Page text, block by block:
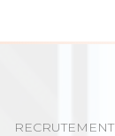
RECRUTEMENT